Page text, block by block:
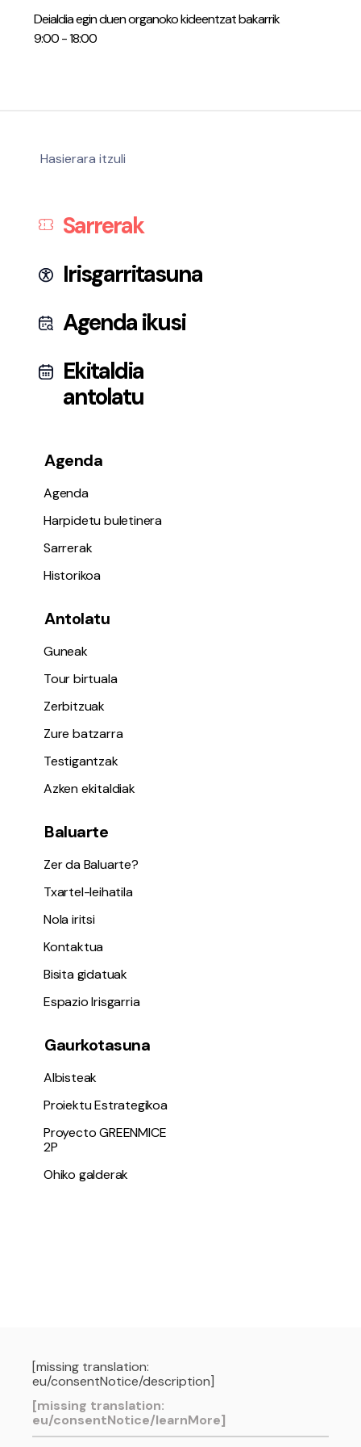
Deialdia egin duen organoko kideentzat bakarrik
9:00 - 18:00
Hasierara itzuli
Sarrerak
Irisgarritasuna
Agenda ikusi
Ekitaldia
antolatu
Agenda
Agenda
Harpidetu buletinera
Sarrerak
Historikoa
Antolatu
Guneak
Tour birtuala
Zerbitzuak
Zure batzarra
Testigantzak
Azken ekitaldiak
Baluarte
Zer da Baluarte?
Txartel-leihatila
Nola iritsi
Kontaktua
Bisita gidatuak
Espazio Irisgarria
Gaurkotasuna
Albisteak
Proiektu Estrategikoa
Proyecto GREENMICE
2P
Ohiko galderak
[missing translation:
eu/consentNotice/description]
[missing translation:
eu/consentNotice/learnMore]